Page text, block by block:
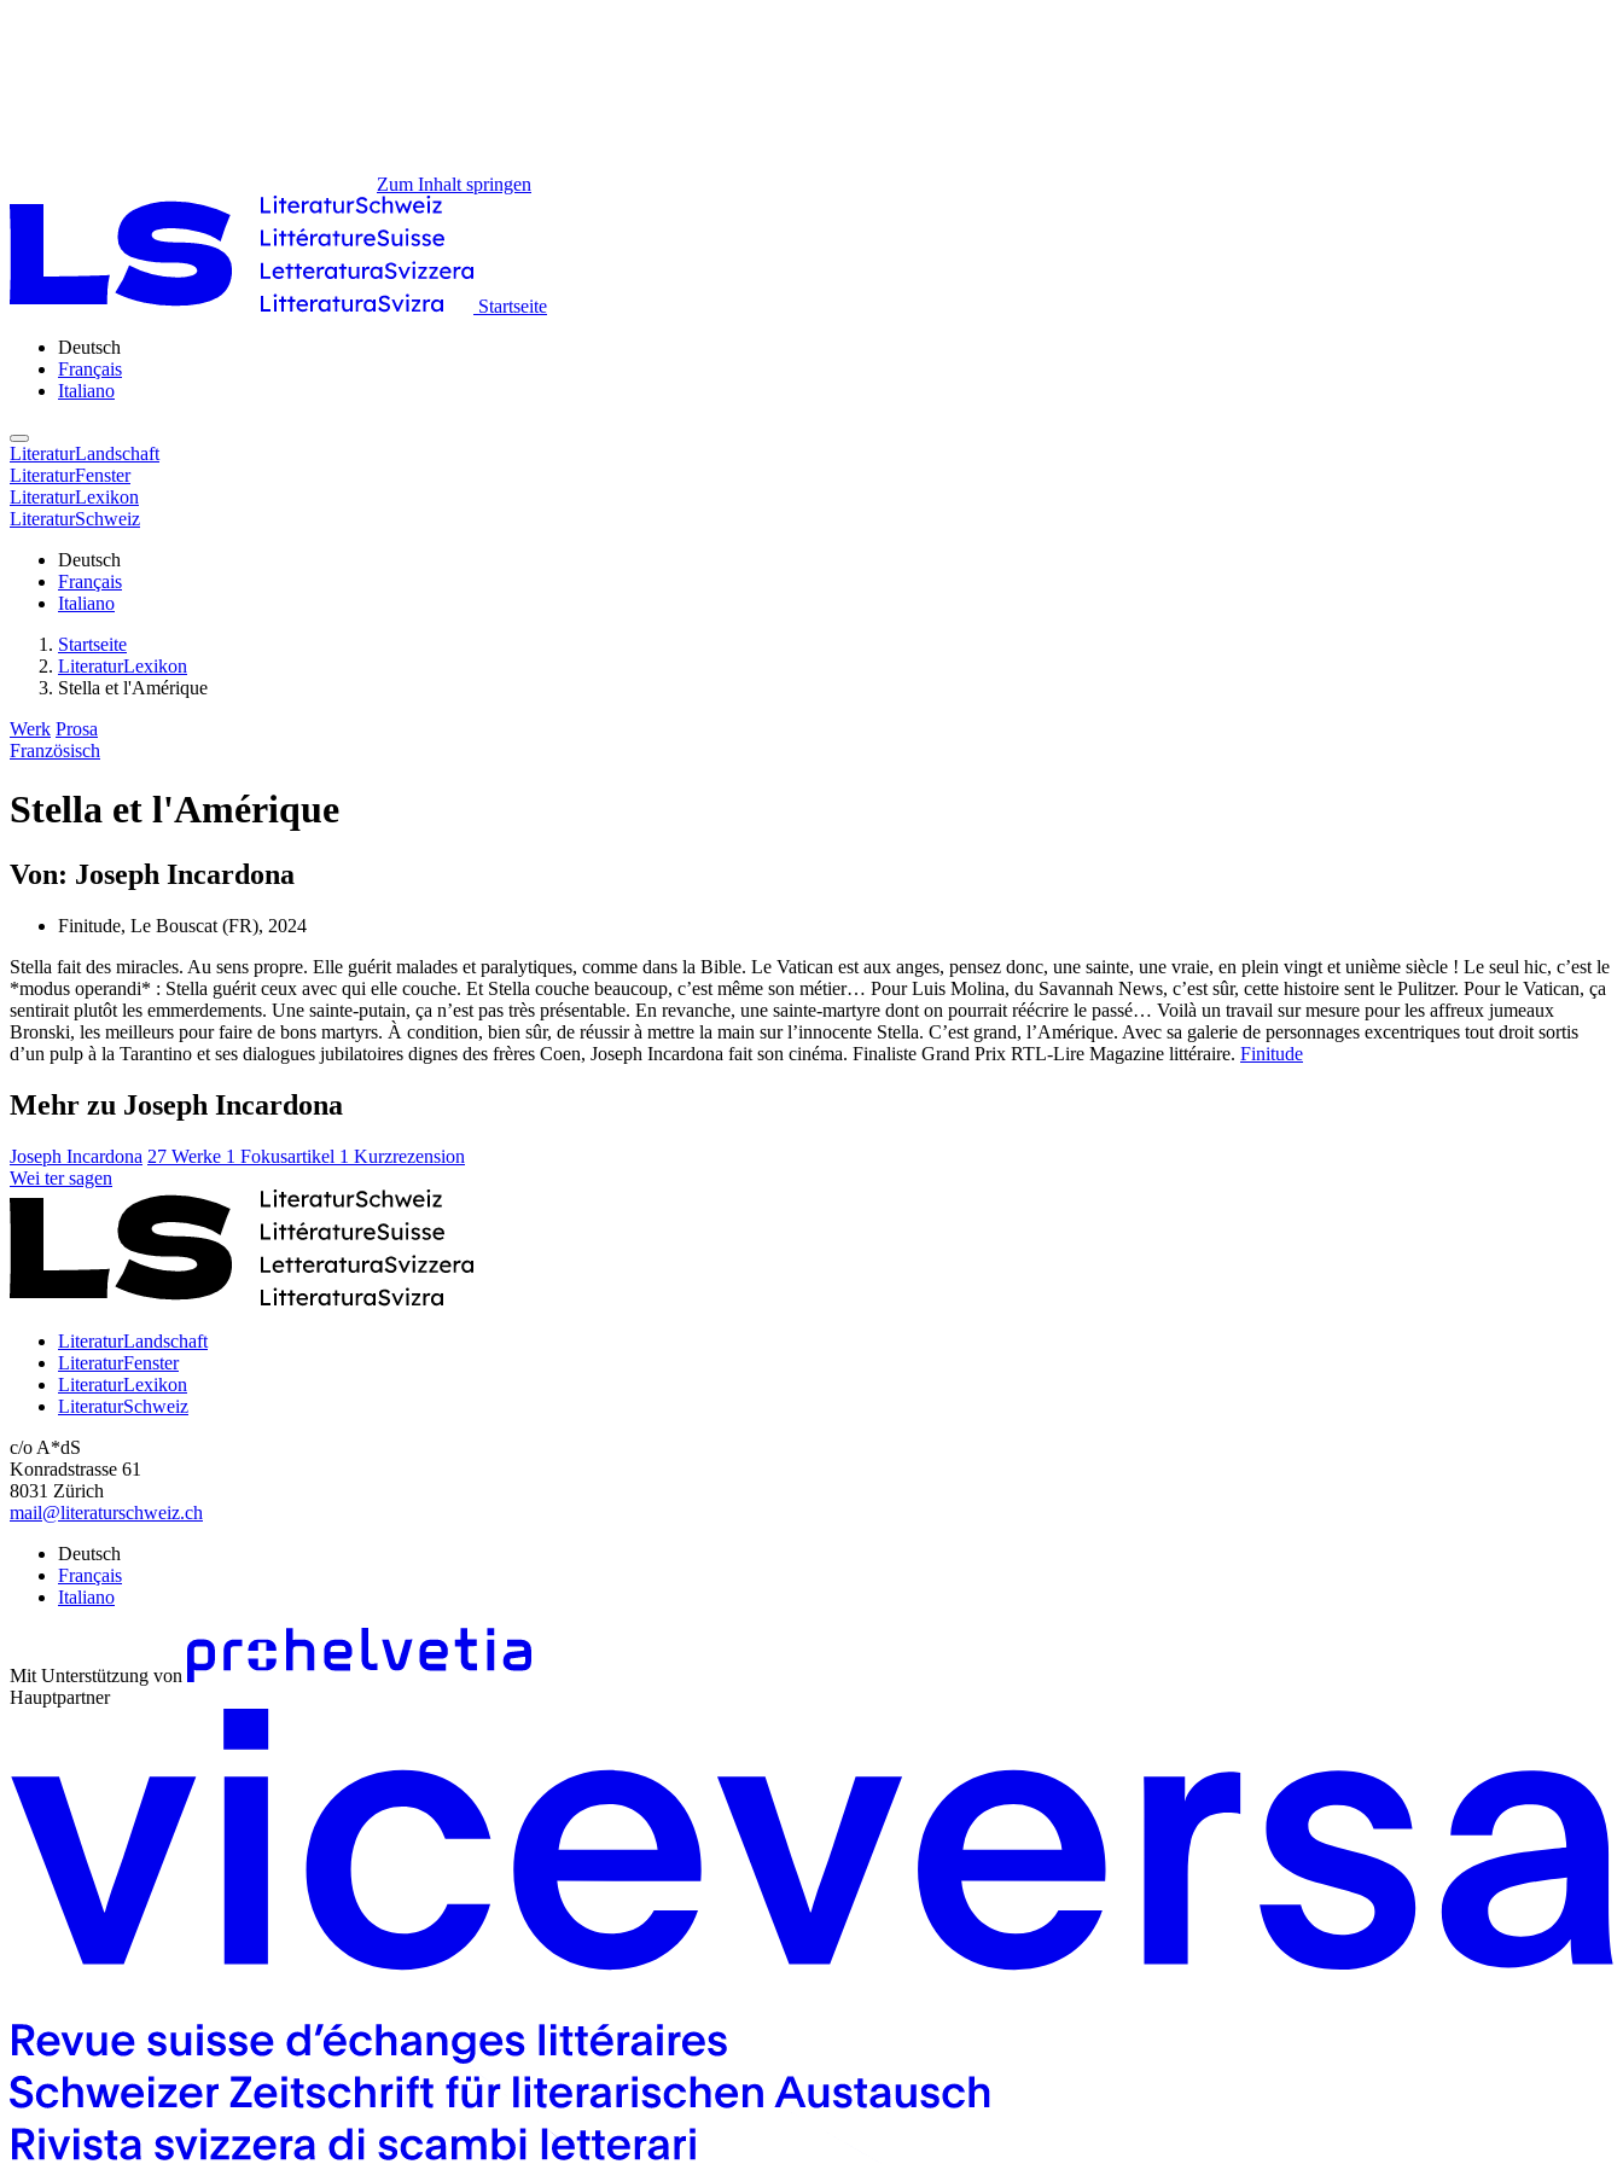
Zum Inhalt springen
Startseite
Deutsch
Français
Italiano
LiteraturLandschaft
LiteraturFenster
LiteraturLexikon
LiteraturSchweiz
Deutsch
Français
Italiano
Startseite
LiteraturLexikon
Stella et l'Amérique
Werk Prosa
Französisch
Stella et l'Amérique
Von: Joseph Incardona
Finitude, Le Bouscat (FR), 2024
Stella fait des miracles. Au sens propre. Elle guérit malades et paralytiques, comme dans la Bible. Le Vatican est aux anges, pensez donc, une sainte, une vraie, en plein vingt et unième siècle ! Le seul hic, c’est le
*modus operandi* : Stella guérit ceux avec qui elle couche. Et Stella couche beaucoup, c’est même son métier… Pour Luis Molina, du Savannah News, c’est sûr, cette histoire sent le Pulitzer. Pour le Vatican, ça
sentirait plutôt les emmerdements. Une sainte-putain, ça n’est pas très présentable. En revanche, une sainte-martyre dont on pourrait réécrire le passé… Voilà un travail sur mesure pour les affreux jumeaux
Bronski, les meilleurs pour faire de bons martyrs. À condition, bien sûr, de réussir à mettre la main sur l’innocente Stella. C’est grand, l’Amérique. Avec sa galerie de personnages excentriques tout droit sortis
d’un pulp à la Tarantino et ses dialogues jubilatoires dignes des frères Coen, Joseph Incardona fait son cinéma. Finaliste Grand Prix RTL-Lire Magazine littéraire. Finitude
Mehr zu Joseph Incardona
Joseph Incardona 27 Werke 1 Fokusartikel 1 Kurzrezension
Wei ter sagen
LiteraturLandschaft
LiteraturFenster
LiteraturLexikon
LiteraturSchweiz
c/o A*dS
Konradstrasse 61
8031 Zürich
mail@literaturschweiz.ch
Deutsch
Français
Italiano
Mit Unterstützung von
Hauptpartner